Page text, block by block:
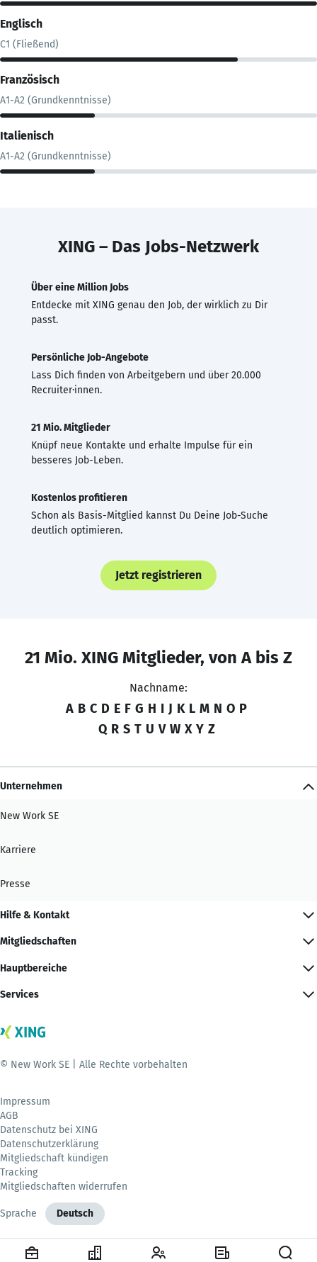
Englisch
C1 (Fließend)
Französisch
A1-A2 (Grundkenntnisse)
Italienisch
A1-A2 (Grundkenntnisse)
XING – Das Jobs-Netzwerk
Über eine Million Jobs
Entdecke mit XING genau den Job, der wirklich zu Dir
passt.
Persönliche Job-Angebote
Lass Dich finden von Arbeitgebern und über 20.000
Recruiter·innen.
21 Mio. Mitglieder
Knüpf neue Kontakte und erhalte Impulse für ein
besseres Job-Leben.
Kostenlos profitieren
Schon als Basis-Mitglied kannst Du Deine Job-Suche
deutlich optimieren.
Jetzt registrieren
21 Mio. XING Mitglieder, von A bis Z
Nachname:
A B C D E F G H I J K L M N O P
Q R S T U V W X Y Z
Unternehmen
New Work SE
Karriere
Presse
Hilfe & Kontakt
Mitgliedschaften
Hauptbereiche
Services
© New Work SE | Alle Rechte vorbehalten
Impressum
AGB
Datenschutz bei XING
Datenschutzerklärung
Mitgliedschaft kündigen
Tracking
Mitgliedschaften widerrufen
Sprache Deutsch